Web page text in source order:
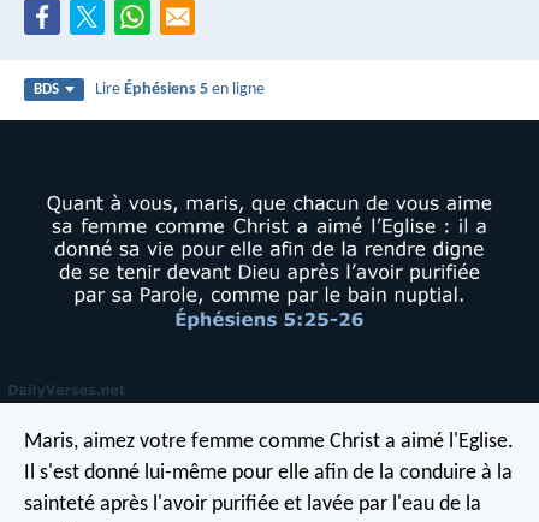
BDS LireÉphésiens 5 en ligne
Maris, aimez votre femme comme Christ a aimé l'Eglise.
Il s'est donné lui-même pour elle afin de la conduire à la
sainteté après l'avoir purifiée et lavée par l'eau de la